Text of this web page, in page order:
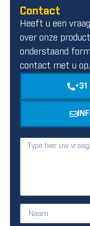
Contact
Heeft u een
over onze
onderstaand
contact met u op.